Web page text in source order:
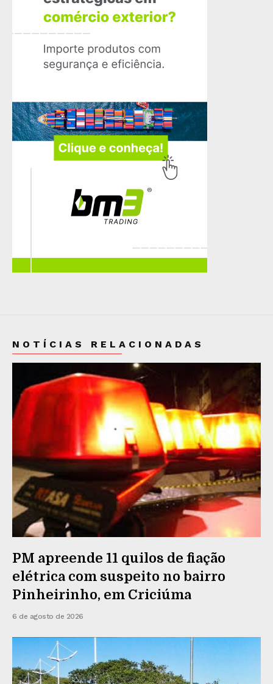
NOTÍCIAS RELACIONADAS
PM apreende 11 quilos de fiação
elétrica com suspeito no bairro
Pinheirinho, em Criciúma
6 de agosto de 2026